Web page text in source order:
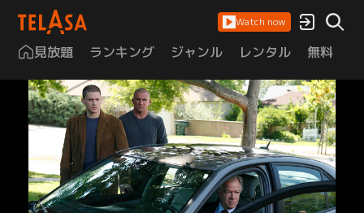
Watch now
見放題 ランキング ジャンル レンタル 無料